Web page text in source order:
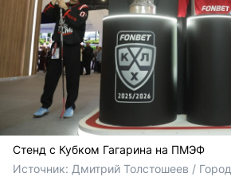
Стенд с Кубком Гагарина на ПМЭФ
Источник: Дмитрий Толстошеев /